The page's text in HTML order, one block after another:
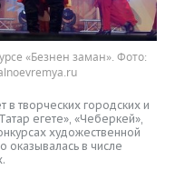
«Безнен заман». Фото:
в творческих городских и
егете», «Чеберкей»,
художественной
оказывалась в числе